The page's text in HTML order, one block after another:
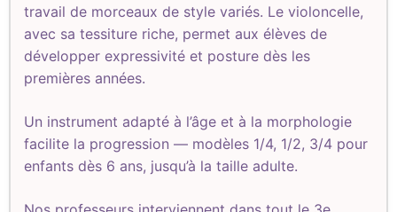
travail de morceaux de style variés. Le violoncelle,
avec sa tessiture riche, permet aux élèves de
développer expressivité et posture dès les
premières années.
Un instrument adapté à l’âge et à la morphologie
facilite la progression — modèles 1/4, 1/2, 3/4 pour
enfants dès 6 ans, jusqu’à la taille adulte.